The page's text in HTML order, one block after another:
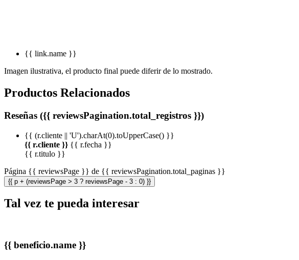
{{ link.name }}
Imagen ilustrativa, el producto final puede diferir de lo mostrado.
Productos Relacionados
Reseñas ({{ reviewsPagination.total_registros }})
{{ (r.cliente || 'U').charAt(0).toUpperCase() }}
{{ r.cliente }} {{ r.fecha }}
{{ r.titulo }}
Página {{ reviewsPage }} de {{ reviewsPagination.total_paginas }}
{{ p + (reviewsPage > 3 ? reviewsPage - 3 : 0) }}
Tal vez te pueda interesar
{{ beneficio.name }}